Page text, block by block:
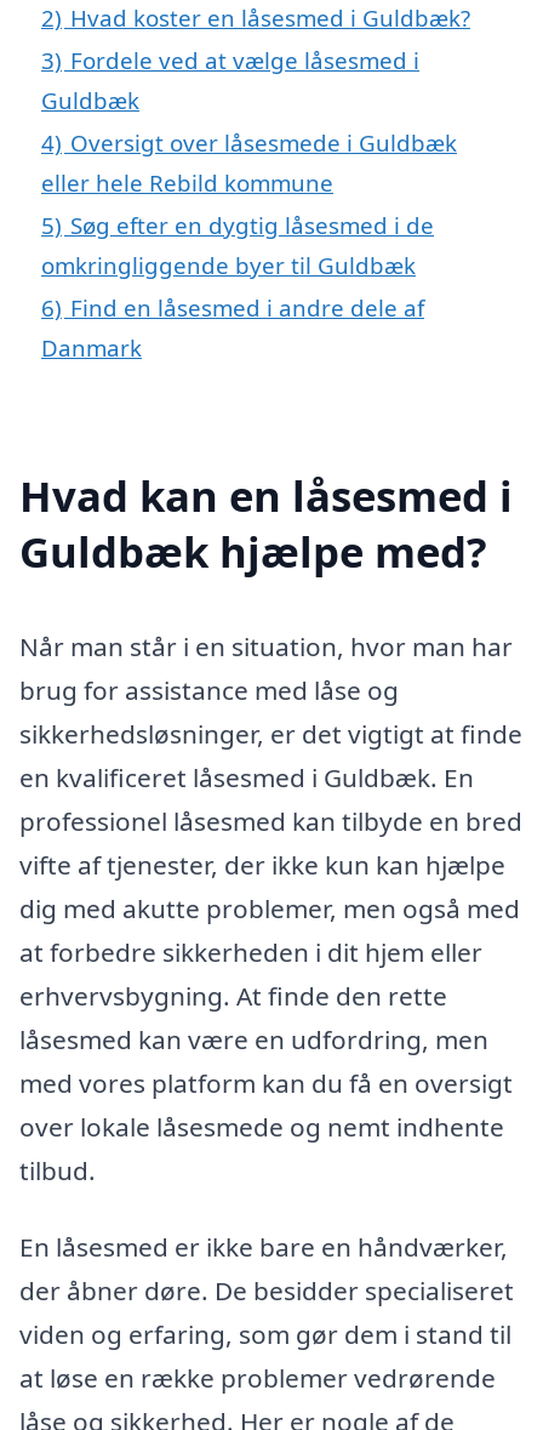
2) Hvad koster en låsesmed i Guldbæk?
3) Fordele ved at vælge låsesmed i
Guldbæk
4) Oversigt over låsesmede i Guldbæk
eller hele Rebild kommune
5) Søg efter en dygtig låsesmed i de
omkringliggende byer til Guldbæk
6) Find en låsesmed i andre dele af
Danmark
Hvad kan en låsesmed i
Guldbæk hjælpe med?
Når man står i en situation, hvor man har
brug for assistance med låse og
sikkerhedsløsninger, er det vigtigt at finde
en kvalificeret låsesmed i Guldbæk. En
professionel låsesmed kan tilbyde en bred
vifte af tjenester, der ikke kun kan hjælpe
dig med akutte problemer, men også med
at forbedre sikkerheden i dit hjem eller
erhvervsbygning. At finde den rette
låsesmed kan være en udfordring, men
med vores platform kan du få en oversigt
over lokale låsesmede og nemt indhente
tilbud.
En låsesmed er ikke bare en håndværker,
der åbner døre. De besidder specialiseret
viden og erfaring, som gør dem i stand til
at løse en række problemer vedrørende
låse og sikkerhed. Her er nogle af de